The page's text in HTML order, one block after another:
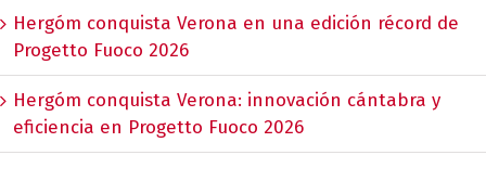
Hergóm conquista Verona en una edición récord de
Progetto Fuoco 2026
Hergóm conquista Verona: innovación cántabra y
eficiencia en Progetto Fuoco 2026